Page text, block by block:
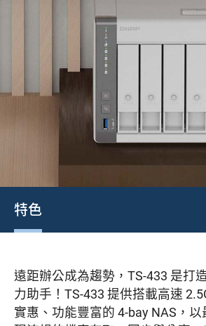
特色
遠距辦公成為趨勢，TS-433 是打
力助手！TS-433 提供搭載高速
實惠、功能豐富的 4-bay NAS，以